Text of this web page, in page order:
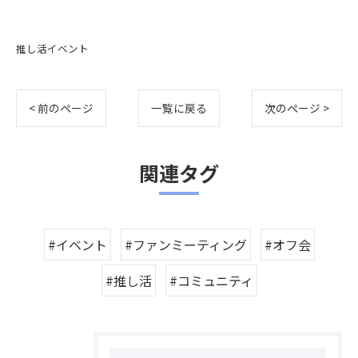
推し活イベント
< 前のページ 一覧に戻る 次のページ >
関連タグ
#イベント #ファンミーティング
#オフ会
#推し活
#コミュニティ